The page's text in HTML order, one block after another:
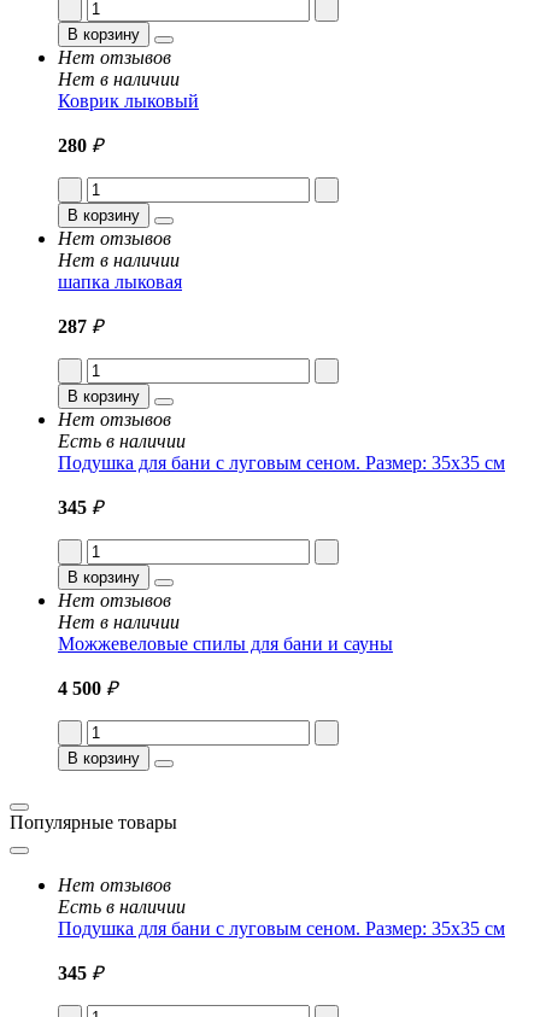
В корзину
Нет отзывов
Нет в наличии
Коврик лыковый
280 ₽
В корзину
Нет отзывов
Нет в наличии
шапка лыковая
287 ₽
В корзину
Нет отзывов
Есть в наличии
Подушка для бани с луговым сеном. Размер: 35x35 см
345 ₽
В корзину
Нет отзывов
Нет в наличии
Можжевеловые спилы для бани и сауны
4 500 ₽
В корзину
Популярные товары
Нет отзывов
Есть в наличии
Подушка для бани с луговым сеном. Размер: 35x35 см
345 ₽